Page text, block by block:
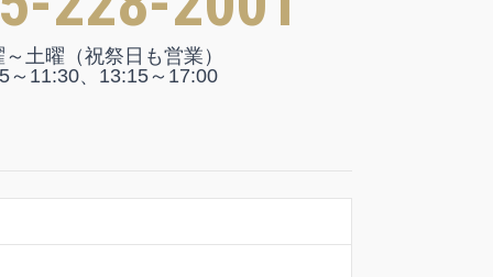
～土曜（祝祭日も営業）
～11:30、13:15～17:00